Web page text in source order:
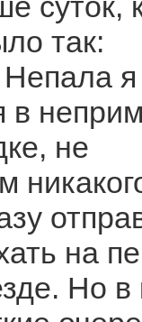
так:
в
не
на
Но в